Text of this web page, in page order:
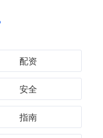
配资
安全
指南